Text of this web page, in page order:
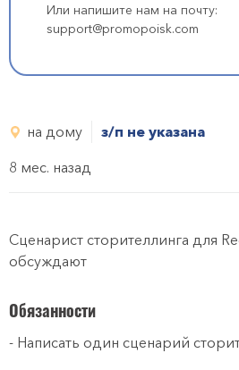
Или напишите нам на почту:
support@promopoisk.com
на дому
з/п не указана
8 мес. назад
Сценарист сторителлинга для
обсуждают
Обязанности
- Написать один сценарий